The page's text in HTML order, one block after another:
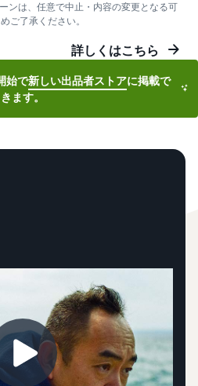
ンは、任意で中止・内容の変更となる可
ご了承ください。
詳しくはこちら
始で新しい出品者ストアに掲載で
きます。